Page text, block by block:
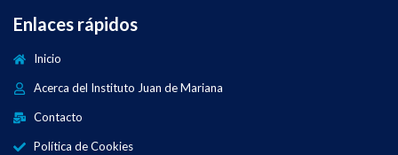
Enlaces rápidos
Inicio
Acerca del Instituto Juan de Mariana
Contacto
Política de Cookies